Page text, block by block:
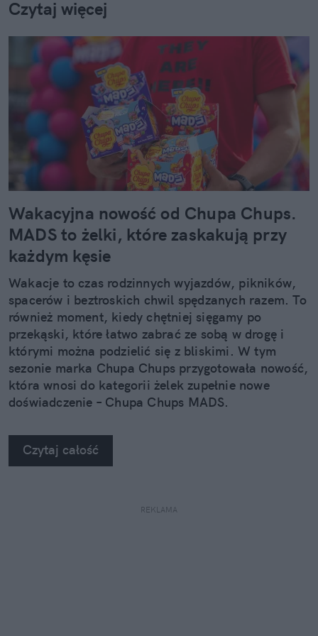
Czytaj więcej
Wakacyjna nowość od Chupa Chups.
MADS to żelki, które zaskakują przy
każdym kęsie
Wakacje to czas rodzinnych wyjazdów, pikników,
spacerów i beztroskich chwil spędzanych razem. To
również moment, kiedy chętniej sięgamy po
przekąski, które łatwo zabrać ze sobą w drogę i
którymi można podzielić się z bliskimi. W tym
sezonie marka Chupa Chups przygotowała nowość,
która wnosi do kategorii żelek zupełnie nowe
doświadczenie – Chupa Chups MADS.
Czytaj całość
REKLAMA